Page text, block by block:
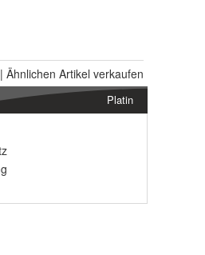
| Ähnlichen Artikel verkaufen
Platin